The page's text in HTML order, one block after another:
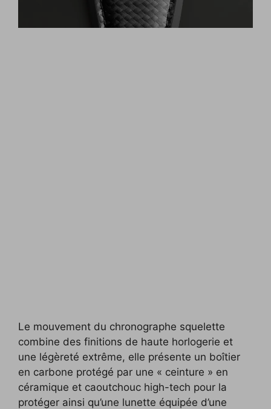
Le mouvement du chronographe squelette
combine des finitions de haute horlogerie et
une légèreté extrême, elle présente un boîtier
en carbone protégé par une « ceinture » en
céramique et caoutchouc high-tech pour la
protéger ainsi qu’une lunette équipée d’une